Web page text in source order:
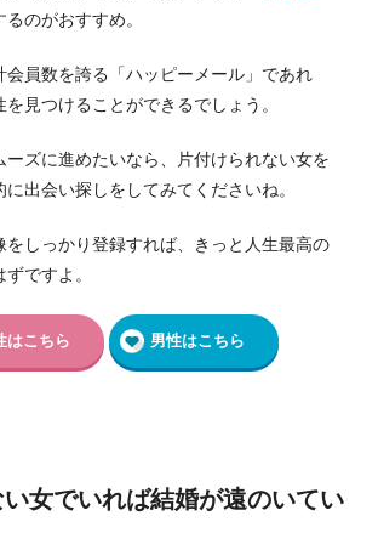
るのがおすすめ。
会員数を誇る「ハッピーメール」であれ
見つけることができるでしょう。
ーズに進めたいなら、片付けられない女を
出会い探しをしてみてくださいね。
をしっかり登録すれば、きっと人生最高の
ですよ。
はこちら 男性はこちら
女でいれば結婚が遠のいてい